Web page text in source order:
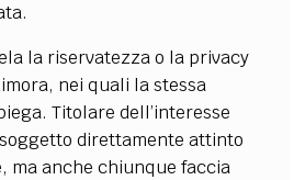
la riservatezza o la privacy
nei quali la stessa
Titolare dell’interesse
direttamente attinto
ma anche chiunque faccia